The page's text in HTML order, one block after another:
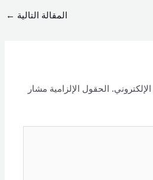
المقالة التالية ←
الحقول الإلزامية مشار